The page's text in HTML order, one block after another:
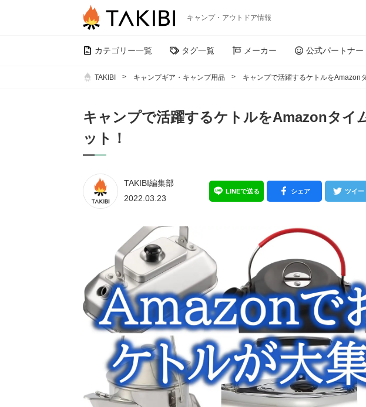
キャンプ・アウトドア情報
カテゴリー一覧 タグ一覧 メーカー 公式パートナー
TAKIBI キャンプギア・キャンプ用品 キャンプで活躍するケトルをAmazon
キャンプで活躍するケトルをAmazonタイ
ット！
TAKIBI編集部
2022.03.23
LINEで送る シェア ツイー